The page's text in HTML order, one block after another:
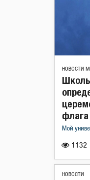
НОВОСТИ
1132
Мой
НОВОСТИ